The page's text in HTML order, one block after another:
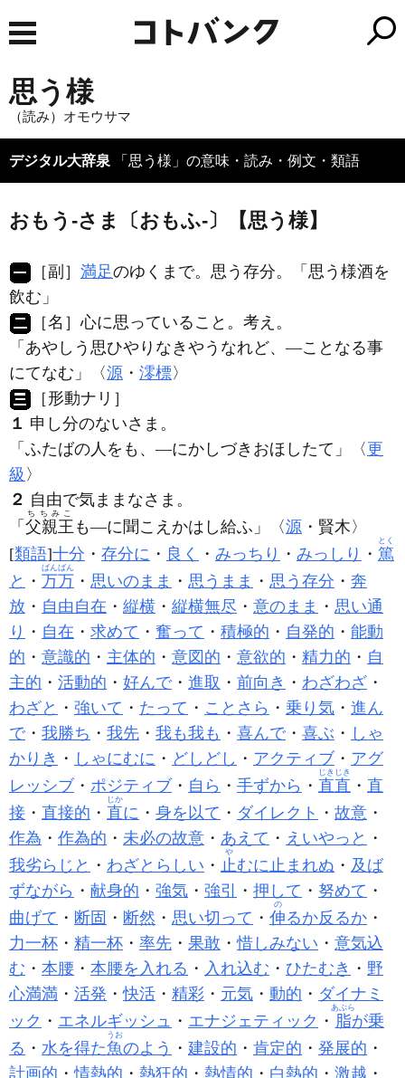
思う様
（読み）オモウサマ
デジタル大辞泉 「思う様」の意味・読み・例文・類語
おもう‐さま〔おもふ‐〕【思う様】
［副］ 満足のゆくまで。思う存分。「 思う様酒を
飲む」
［名］心に思っていること。考え。
「あやしう思ひやりなきやうなれど、―ことなる事
にてなむ」〈源 ・ 澪標〉
［形動ナリ］
１ 申し分のないさま。
「ふたばの人をも、―にかしづきおほしたて」〈 更
級 〉
２ 自由で気ままなさま。
「 父親王
ちちみこ
も―に聞こえかはし給ふ」〈源 ・賢木〉
[類語]十分 ・ 存分に ・ 良く ・ みっちり ・ みっしり ・ 篤
とく
と ・ 万万
ばんばん
・ 思いのまま ・ 思うまま ・ 思う存分 ・ 奔
放 ・ 自由自在 ・ 縦横 ・ 縦横無尽 ・ 意のまま ・ 思い通
り ・ 自在 ・ 求めて ・ 奮って ・ 積極的 ・ 自発的 ・ 能動
的 ・ 意識的 ・ 主体的 ・ 意図的 ・ 意欲的 ・ 精力的 ・ 自
主的 ・ 活動的 ・ 好んで・ 進取 ・ 前向き ・ わざわざ ・
わざと ・ 強いて ・ たって ・ ことさら ・ 乗り気 ・ 進ん
で・ 我勝ち ・ 我先 ・ 我も我も ・ 喜んで・ 喜ぶ ・ しゃ
かりき ・ しゃにむに ・ どしどし ・ アクティブ ・ アグ
レッシブ ・ ポジティブ ・ 自ら ・ 手ずから ・ 直直
じきじき
・ 直
接 ・ 直接的 ・ 直
じか
に ・ 身を以て ・ ダイレクト ・ 故意 ・
作為 ・ 作為的 ・ 未必の故意 ・ あえて ・ えいやっと ・
我劣らじと ・ わざとらしい ・ 止
や
むに止まれぬ ・ 及ば
ずながら ・ 献身的 ・ 強気 ・ 強引 ・ 押して ・ 努めて ・
曲げて ・ 断固 ・ 断然 ・ 思い切って ・ 伸
の
るか反るか ・
力一杯 ・ 精一杯 ・ 率先 ・ 果敢 ・惜しみない ・ 意気込
む ・ 本腰 ・ 本腰を入れる ・ 入れ込む ・ ひたむき ・ 野
心満満 ・ 活発 ・快活 ・ 精彩 ・ 元気 ・ 動的 ・ ダイナミ
ック ・ エネルギッシュ ・ エナジェティック ・ 脂
あぶら
が乗
る ・ 水を得た魚
うお
のよう ・ 建設的 ・ 肯定的 ・ 発展的 ・
計画的 ・情熱的 ・ 熱狂的 ・ 熱情的 ・ 白熱的 ・ 激越 ・